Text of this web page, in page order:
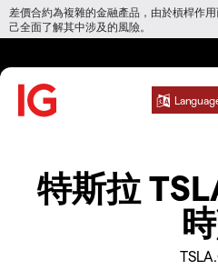
差價合約為複雜的金融產品，由於槓桿作
己全面了解其中涉及的風險。
特斯拉